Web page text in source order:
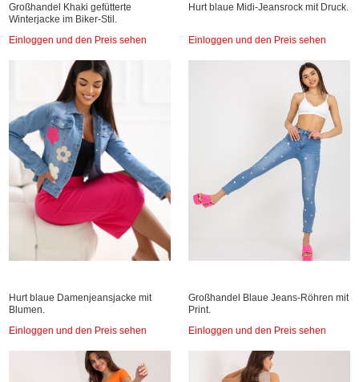
Großhandel Khaki gefütterte
Winterjacke im Biker-Stil.
Einloggen und den Preis sehen
Hurt blaue Midi-Jeansrock mit Druck.
Einloggen und den Preis sehen
Hurt blaue Damenjeansjacke mit
Blumen.
Einloggen und den Preis sehen
Großhandel Blaue Jeans-Röhren mit
Print.
Einloggen und den Preis sehen